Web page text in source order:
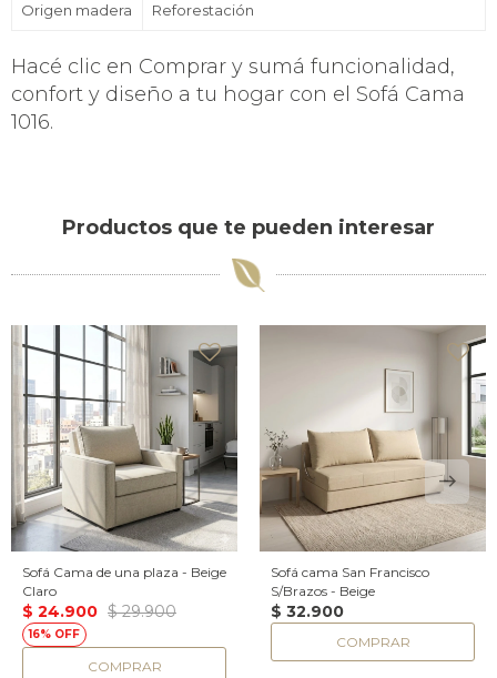
Origen madera Reforestación
Hacé clic en Comprar y sumá funcionalidad,
confort y diseño a tu hogar con el Sofá Cama
1016.
Productos que te pueden interesar
Sofá Cama de una plaza - Beige
Claro
$ 24.900 $ 29.900
16
Sofá cama San Francisco
S/Brazos - Beige
$ 32.900